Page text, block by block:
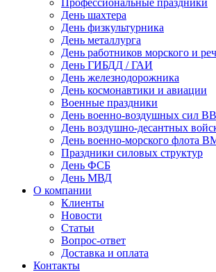
Профессиональные праздники
День шахтера
День физкультурника
День металлурга
День работников морского и
День ГИБДД / ГАИ
День железнодорожника
День космонавтики и авиации
Военные праздники
День военно-воздушных сил
День воздушно-десантных
День военно-морского флота
Праздники силовых структур
День ФСБ
День МВД
О компании
Клиенты
Новости
Статьи
Вопрос-ответ
Доставка и оплата
Контакты